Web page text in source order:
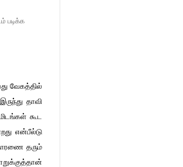
படிக்க
வேகத்தில்
தாவி
கூட
என்பீல்டு
தரும்